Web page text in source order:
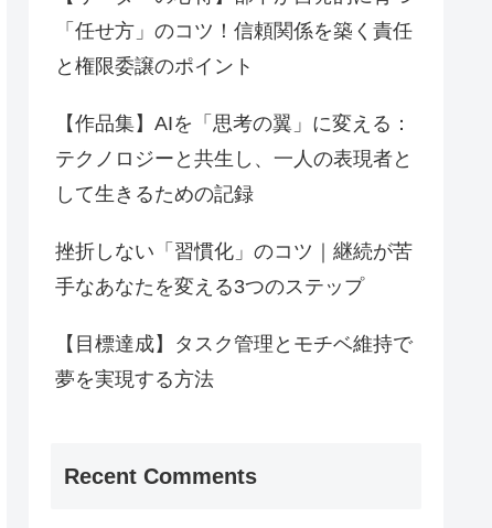
「任せ方」のコツ！信頼関係を築く責任
と権限委譲のポイント
【作品集】AIを「思考の翼」に変える：
テクノロジーと共生し、一人の表現者と
して生きるための記録
挫折しない「習慣化」のコツ｜継続が苦
手なあなたを変える3つのステップ
【目標達成】タスク管理とモチベ維持で
夢を実現する方法
Recent Comments